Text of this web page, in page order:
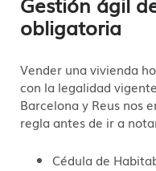
obligatoria
Vender una vivienda
con la legalidad
Barcelona y Reus nos
regla antes de ir a
Cédula de